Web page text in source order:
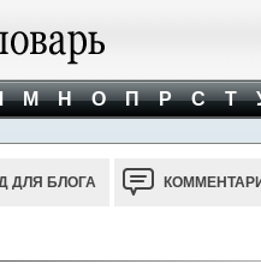
М Н О П Р С Т
ДЛЯ БЛОГА